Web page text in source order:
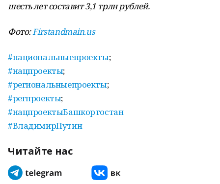
шесть лет составит 3,1 трлн рублей.
Фото:Firstandmain.us
#национальныепроекты;
#нацпроекты;
#региональныепроекты;
#регпроекты;
#нацпроектыБашкортостан
#ВладимирПутин
Читайте нас